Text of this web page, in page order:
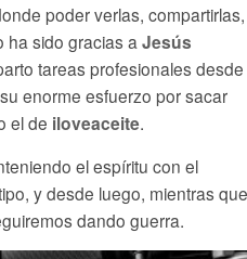
poder verlas, compartirlas,
ha sido gracias aJesús
tareas profesionales desde
enorme esfuerzo por sacar
el de iloveaceite.
el espíritu con el
y desde luego, mientras
dando guerra.